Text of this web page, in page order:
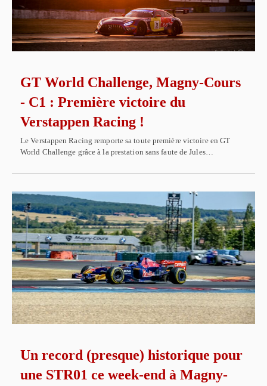
GT World Challenge, Magny-Cours
- C1 : Première victoire du
Verstappen Racing !
Le Verstappen Racing remporte sa toute première victoire en GT
World Challenge grâce à la prestation sans faute de Jules…
Un record (presque) historique pour
une STR01 ce week-end à Magny-